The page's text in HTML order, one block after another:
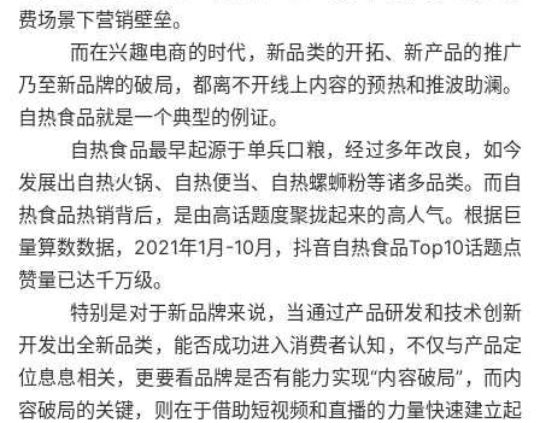
费场景下营销壁垒。
而在兴趣电商的时代，新品类的开拓、新产品的推广
乃至新品牌的破局，都离不开线上内容的预热和推波助澜。
自热食品就是一个典型的例证。
自热食品最早起源于单兵口粮，经过多年改良，如今
发展出自热火锅、自热便当、自热螺蛳粉等诸多品类。而自
热食品热销背后，是由高话题度聚拢起来的高人气。根据巨
量算数数据，2021年1月-10月，抖音自热食品Top10话题点
赞量已达千万级。
特别是对于新品牌来说，当通过产品研发和技术创新
开发出全新品类，能否成功进入消费者认知，不仅与产品定
位息息相关，更要看品牌是否有能力实现“内容破局”，而内
容破局的关键，则在于借助短视频和直播的力量快速建立起